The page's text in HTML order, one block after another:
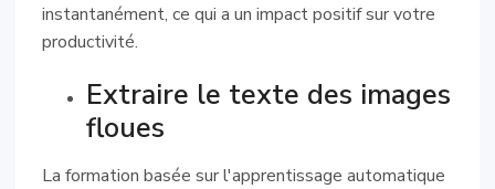
instantanément, ce qui a un impact positif sur votre
productivité.
Extraire le texte des images
floues
La formation basée sur l'apprentissage automatique